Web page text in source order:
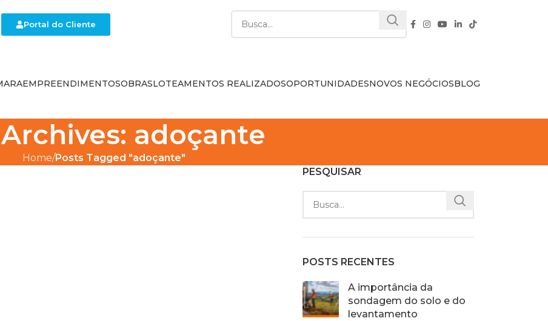
Portal do Cliente
EMPREENDIMENTOSOBRASLOTEAMENTOS REALIZADOSOPORTUNIDADESNOVOS NEGÓCIOSBLOG
adoçante
Home Posts Tagged "adoçante"
PESQUISAR
POSTS RECENTES
A importância da
sondagem do solo e do
levantamento